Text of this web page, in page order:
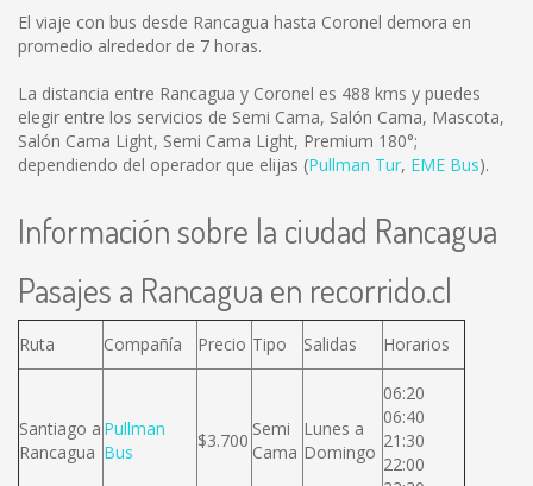
El viaje con bus desde Rancagua hasta Coronel demora en
promedio alrededor de 7 horas.
La distancia entre Rancagua y Coronel es 488 kms y puedes
elegir entre los servicios de Semi Cama, Salón Cama, Mascota,
Salón Cama Light, Semi Cama Light, Premium 180°;
dependiendo del operador que elijas (Pullman Tur, EME Bus).
Información sobre la ciudad Rancagua
Pasajes a Rancagua en recorrido.cl
Ruta Compañía Precio Tipo Salidas Horarios
Santiago a
Rancagua
Pullman
Bus
$3.700
Semi
Cama
Lunes a
Domingo
06:20
06:40
21:30
22:00